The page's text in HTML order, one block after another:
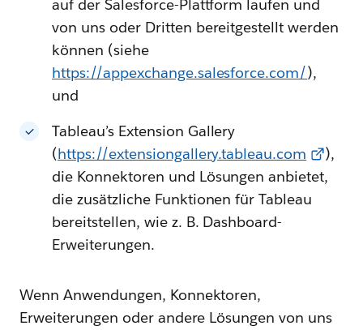
auf der Salesforce-Plattform laufen und
von uns oder Dritten bereitgestellt werden
können (siehe
https://appexchange.salesforce.com/),
und
Tableau’s Extension Gallery
(https://extensiongallery.tableau.com
),
die Konnektoren und Lösungen anbietet,
die zusätzliche Funktionen für Tableau
bereitstellen, wie z. B. Dashboard-
Erweiterungen.
Wenn Anwendungen, Konnektoren,
Erweiterungen oder andere Lösungen von uns